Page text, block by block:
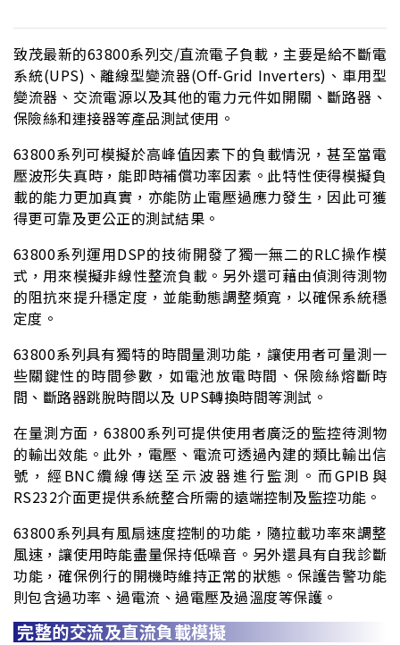
致茂最新的63800系列交/直流電子負載，主要是給不斷電
系統(UPS)、離線型變流器(Off-Grid Inverters)、車用型
變流器、交流電源以及其他的電力元件如開關、斷路器、
保險絲和連接器等產品測試使用。
63800系列可模擬於高峰值因素下的負載情況，甚至當電
壓波形失真時，能即時補償功率因素。此特性使得模擬負
載的能力更加真實，亦能防止電壓過應力發生，因此可獲
得更可靠及更公正的測試結果。
63800系列運用DSP的技術開發了獨一無二的RLC操作模
式，用來模擬非線性整流負載。另外還可藉由偵測待測物
的阻抗來提升穩定度，並能動態調整頻寬，以確保系統穩
定度。
63800系列具有獨特的時間量測功能，讓使用者可量測一
些關鍵性的時間參數，如電池放電時間、保險絲熔斷時
間、斷路器跳脫時間以及 UPS轉換時間等測試。
在量測方面，63800系列可提供使用者廣泛的監控待測物
的輸出效能。此外，電壓、電流可透過內建的類比輸出信
號，經BNC纜線傳送至示波器進行監測。而GPIB與
RS232介面更提供系統整合所需的遠端控制及監控功能。
63800系列具有風扇速度控制的功能，隨拉載功率來調整
風速，讓使用時能盡量保持低噪音。另外還具有自我診斷
功能，確保例行的開機時維持正常的狀態。保護告警功能
則包含過功率、過電流、過電壓及過溫度等保護。
完整的交流及直流負載模擬